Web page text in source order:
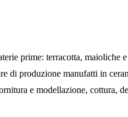
prime: terracotta, maioliche
di produzione manufatti in
e modellazione, cottura,